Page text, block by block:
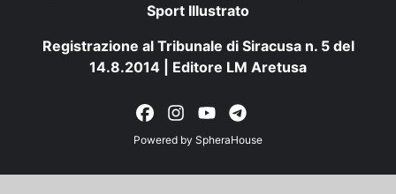
Sport Illustrato
Registrazione al Tribunale di Siracusa n. 5 del
14.8.2014 | Editore LM Aretusa
Powered by SpheraHouse